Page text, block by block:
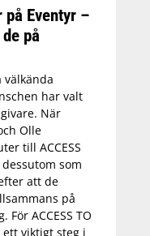
på Eventyr –
på
välkända
har valt
När
Olle
till ACCESS
som
att de
på
För ACCESS TO
viktigt steg i